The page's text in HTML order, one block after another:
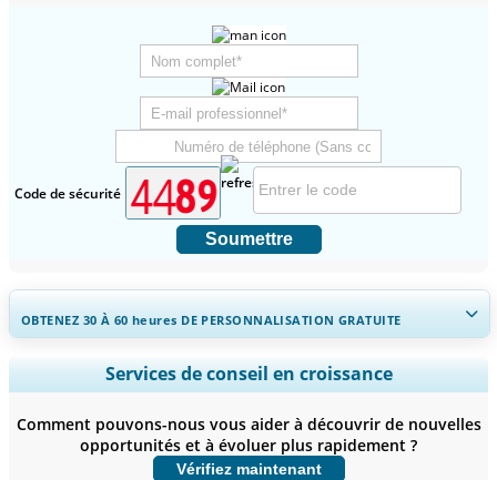
Code de sécurité
Soumettre
OBTENEZ 30 À 60heures DE PERSONNALISATION GRATUITE
Ampliar a cobertura regional e por país, Análise de segmentos,
Perfis de empresas, Benchmarking competitivo, e insights sobre o
Personnaliser maintenant
Services de conseil en croissance
Comment pouvons-nous vous aider à découvrir de nouvelles
opportunités et à évoluer plus rapidement ?
Vérifiez maintenant